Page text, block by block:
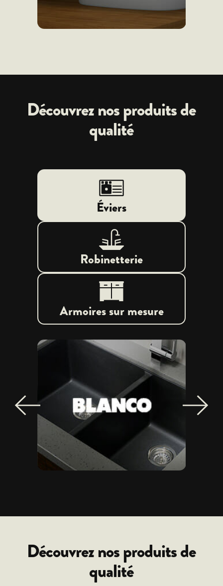
Découvrez nos produits de
qualité
Éviers
Robinetterie
Armoires sur mesure
Découvrez nos produits de
qualité